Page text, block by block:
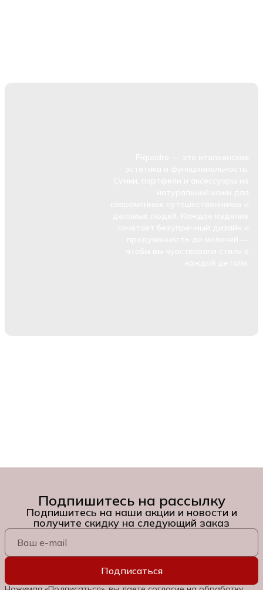
Подпишитесь на рассылку
Подпишитесь на наши акции и новости и
получите скидку на следующий заказ
Подписаться